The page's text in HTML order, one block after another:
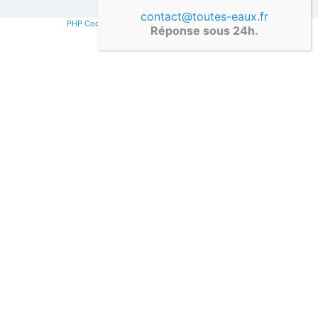
PHP Code Snippets Powered By : XYZScripts.com
contact@toutes-eaux.fr
Réponse sous 24h.